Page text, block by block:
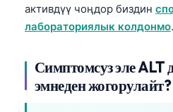
активдүү чоңдор биздин
лабораториялык колдонмо.
Симптомсуз эле ALT
эмнеден жогорулайт?
Occitan
العربية المغربية
Монгол